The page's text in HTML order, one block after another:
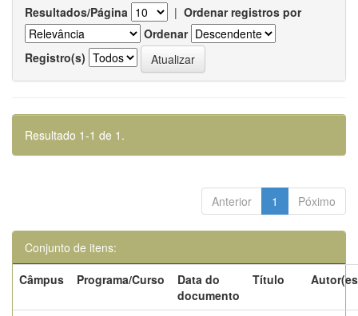
Resultados/Página | Ordenar registros por
Ordenar
Registro(s)
Resultado 1-1 de 1.
Anterior 1 Póximo
Conjunto de itens:
Câmpus
Programa/Curso
Data do
documento
Título